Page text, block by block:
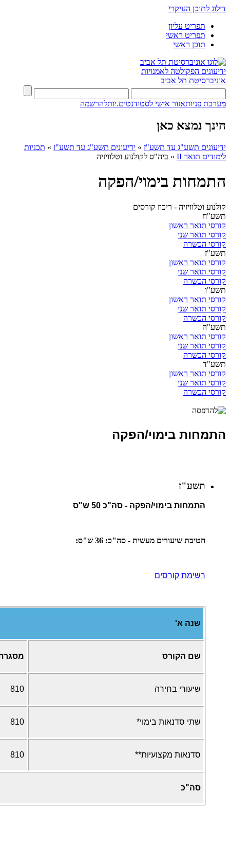
דילוג לתוכן העיקרי
תפריט עליון
תפריט ראשי
תוכן ראשי
ידיעונים הפקולטה לאמנויות
אוניברסיטת תל אביב
מערכת פניותאזור אישי לסטודנטים.יותלהרשמה
הינך נמצא כאן
ידיעונים תשע"ג עד תשע"ז » ידיעונים תשע"ג עד תשע"ז » תכניות
לימודים תואר II
» ביה"ס לקולנוע וטלוויזיה
התמחות בימוי/הפקה
קולנוע וטלוויזיה - ריכוז קורסים
תשע"ח
קורסי תואר ראשון
קורסי תואר שני
קורסי הכשרה
תשע"ז
קורסי תואר ראשון
קורסי תואר שני
קורסי הכשרה
תשע"ו
קורסי תואר ראשון
קורסי תואר שני
קורסי הכשרה
תשע"ה
קורסי תואר ראשון
קורסי תואר שני
קורסי הכשרה
תשע"ד
קורסי תואר ראשון
קורסי תואר שני
קורסי הכשרה
התמחות בימוי/הפקה
תשע"ז
התמחות בימוי/הפקה - סה"כ 50 ש"ס
חטיבת שיעורים מעשית - סה"כ: 36 ש"ס:
רשימת קורסים
שנה א'
שם הקורס
שיעורי בחירה 810
שתי סדנאות בימוי* 810
סדנאות מקצועיות** 810
סה"כ